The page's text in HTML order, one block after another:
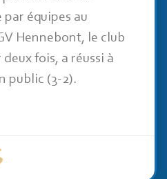
équipes au
Hennebont, le club
fois, a réussi à
public (3-2).